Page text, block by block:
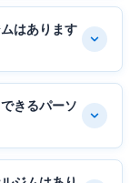
はあります
きるパーソ